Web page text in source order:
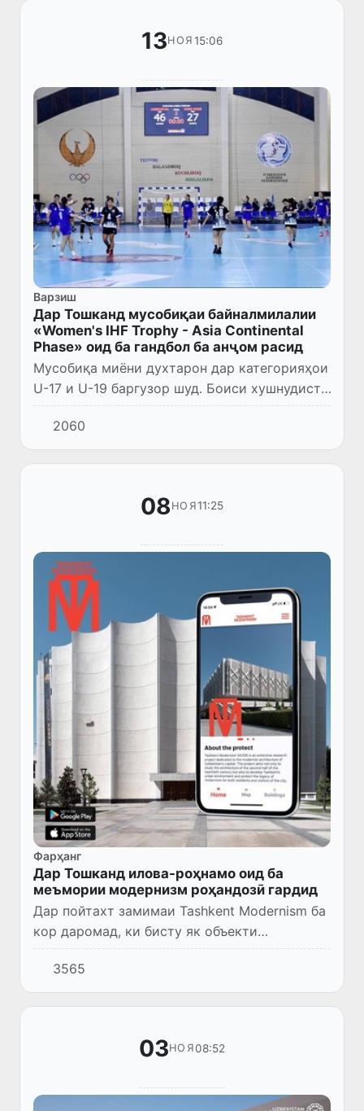
13НОЯ 15:06
Варзиш
Дар Тошканд мусобиқаи байналмилалии
«Women's IHF Trophy - Asia Continental
Phase» оид ба гандбол ба анҷом расид
Мусобиқа миёни духтарон дар категорияҳои
U-17 и U-19 баргузор шуд. Боиси хушнудист,
ки намояндагони мо дар ду категорияи
синну сол ғолиб баромаданд.
2060
08НОЯ11:25
Фарҳанг
Дар Тошканд илова-роҳнамо оид ба
меъмории модернизм роҳандозӣ гардид
Дар пойтахт замимаи Tashkent Modernism ба
кор даромад, ки бисту як объекти
модернизми Тошкандро дар як хатсайри
онлайн муттаҳид кардааст.
3565
03НОЯ08:52